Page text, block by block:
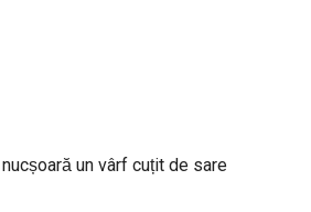
un vârf cuțit de sare